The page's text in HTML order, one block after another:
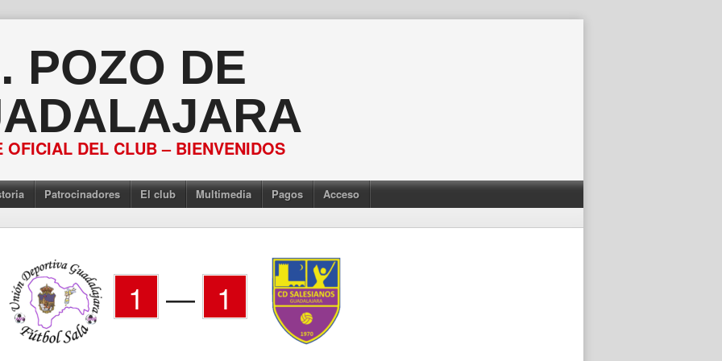
POZO DE
OFICIAL DEL CLUB – BIENVENIDOS
Patrocinadores El club Multimedia Pagos Acceso
1 — 1